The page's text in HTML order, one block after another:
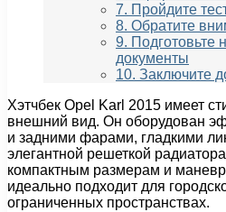
7. Пройдите
8. Обратите
9. Подготовьте
документы
10. Заключите
Хэтчбек Opel Karl 2015 имеет
внешний вид. Он оборудован
и задними фарами, гладкими
элегантной решеткой
компактным размерам и
идеально подходит для
ограниченных пространствах.